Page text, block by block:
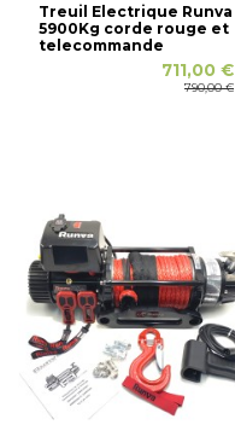
Treuil Electrique Runva
5900Kg corde rouge et
telecommande
711,00 €
790,00 €